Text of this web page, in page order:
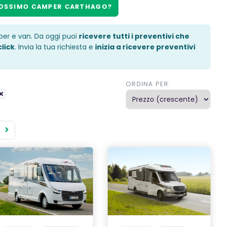
CAMPER CARTHAGO?
e van. Da oggi puoi ricevere tutti i preventivi che
. Invia la tua richiesta e inizia a ricevere preventivi
ORDINA PER: